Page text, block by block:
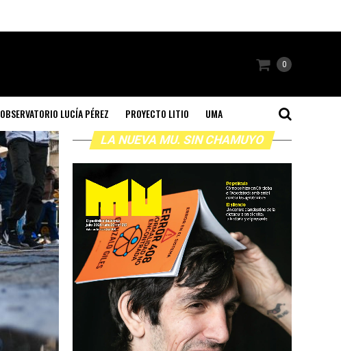
0
OBSERVATORIO LUCÍA PÉREZ PROYECTO LITIO UMA
LA NUEVA MU. SIN CHAMUYO